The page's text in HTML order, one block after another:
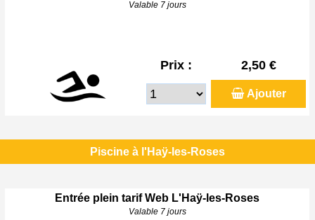
Valable 7 jours
Prix : 2,50 €
Ajouter
Piscine à l'Haÿ-les-Roses
Entrée plein tarif Web L'Haÿ-les-Roses
Valable 7 jours